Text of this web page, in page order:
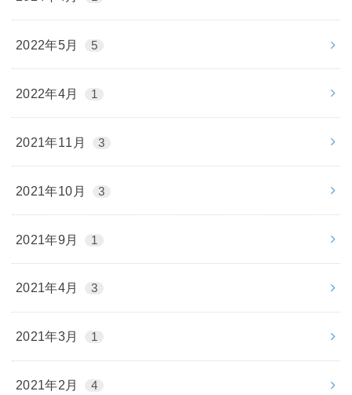
2022年5月 5
2022年4月 1
2021年11月 3
2021年10月 3
2021年9月 1
2021年4月 3
2021年3月 1
2021年2月 4